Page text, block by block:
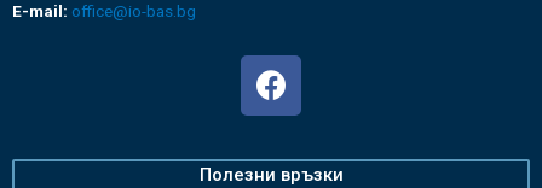
E-mail: office@io-bas.bg
Полезни връзки